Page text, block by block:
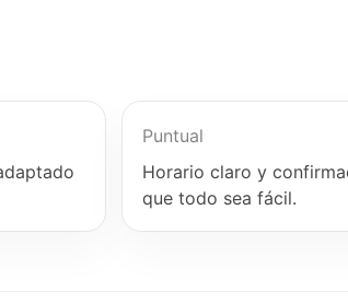
Puntual
Horario claro y
que todo sea fácil.